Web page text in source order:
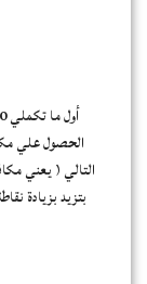
التالي ( يعني
بتزيد بزيادة